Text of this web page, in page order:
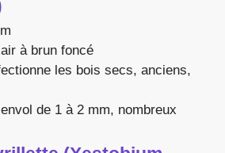
à brun foncé
les bois secs, anciens,
de 1 à 2 mm, nombreux